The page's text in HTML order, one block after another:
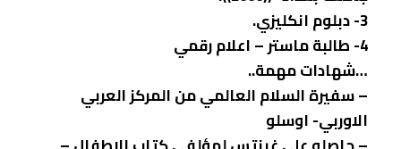
3- دبلوم انكليزي.
4- طالبة ماستر – اعلام رقمي
…شهادات مهمة..
– سفيرة السلام العالمي من المركز العربي
الاوربي- اوسلو